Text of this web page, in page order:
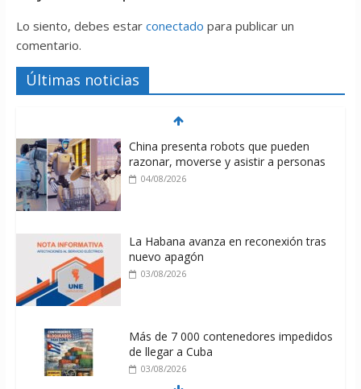
Lo siento, debes estar conectado para publicar un
comentario.
Últimas noticias
China presenta robots que pueden
razonar, moverse y asistir a personas
04/08/2026
La Habana avanza en reconexión tras
nuevo apagón
03/08/2026
Más de 7 000 contenedores impedidos
de llegar a Cuba
03/08/2026